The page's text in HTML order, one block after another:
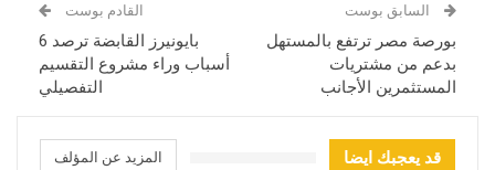
السابق بوست
بورصة مصر ترتفع بالمستهل
بدعم من مشتريات
المستثمرين الأجانب
القادم بوست
بايونيرز القابضة ترصد 6
أسباب وراء مشروع التقسيم
التفصيلي
قد يعجبك ايضا المزيد عن المؤلف